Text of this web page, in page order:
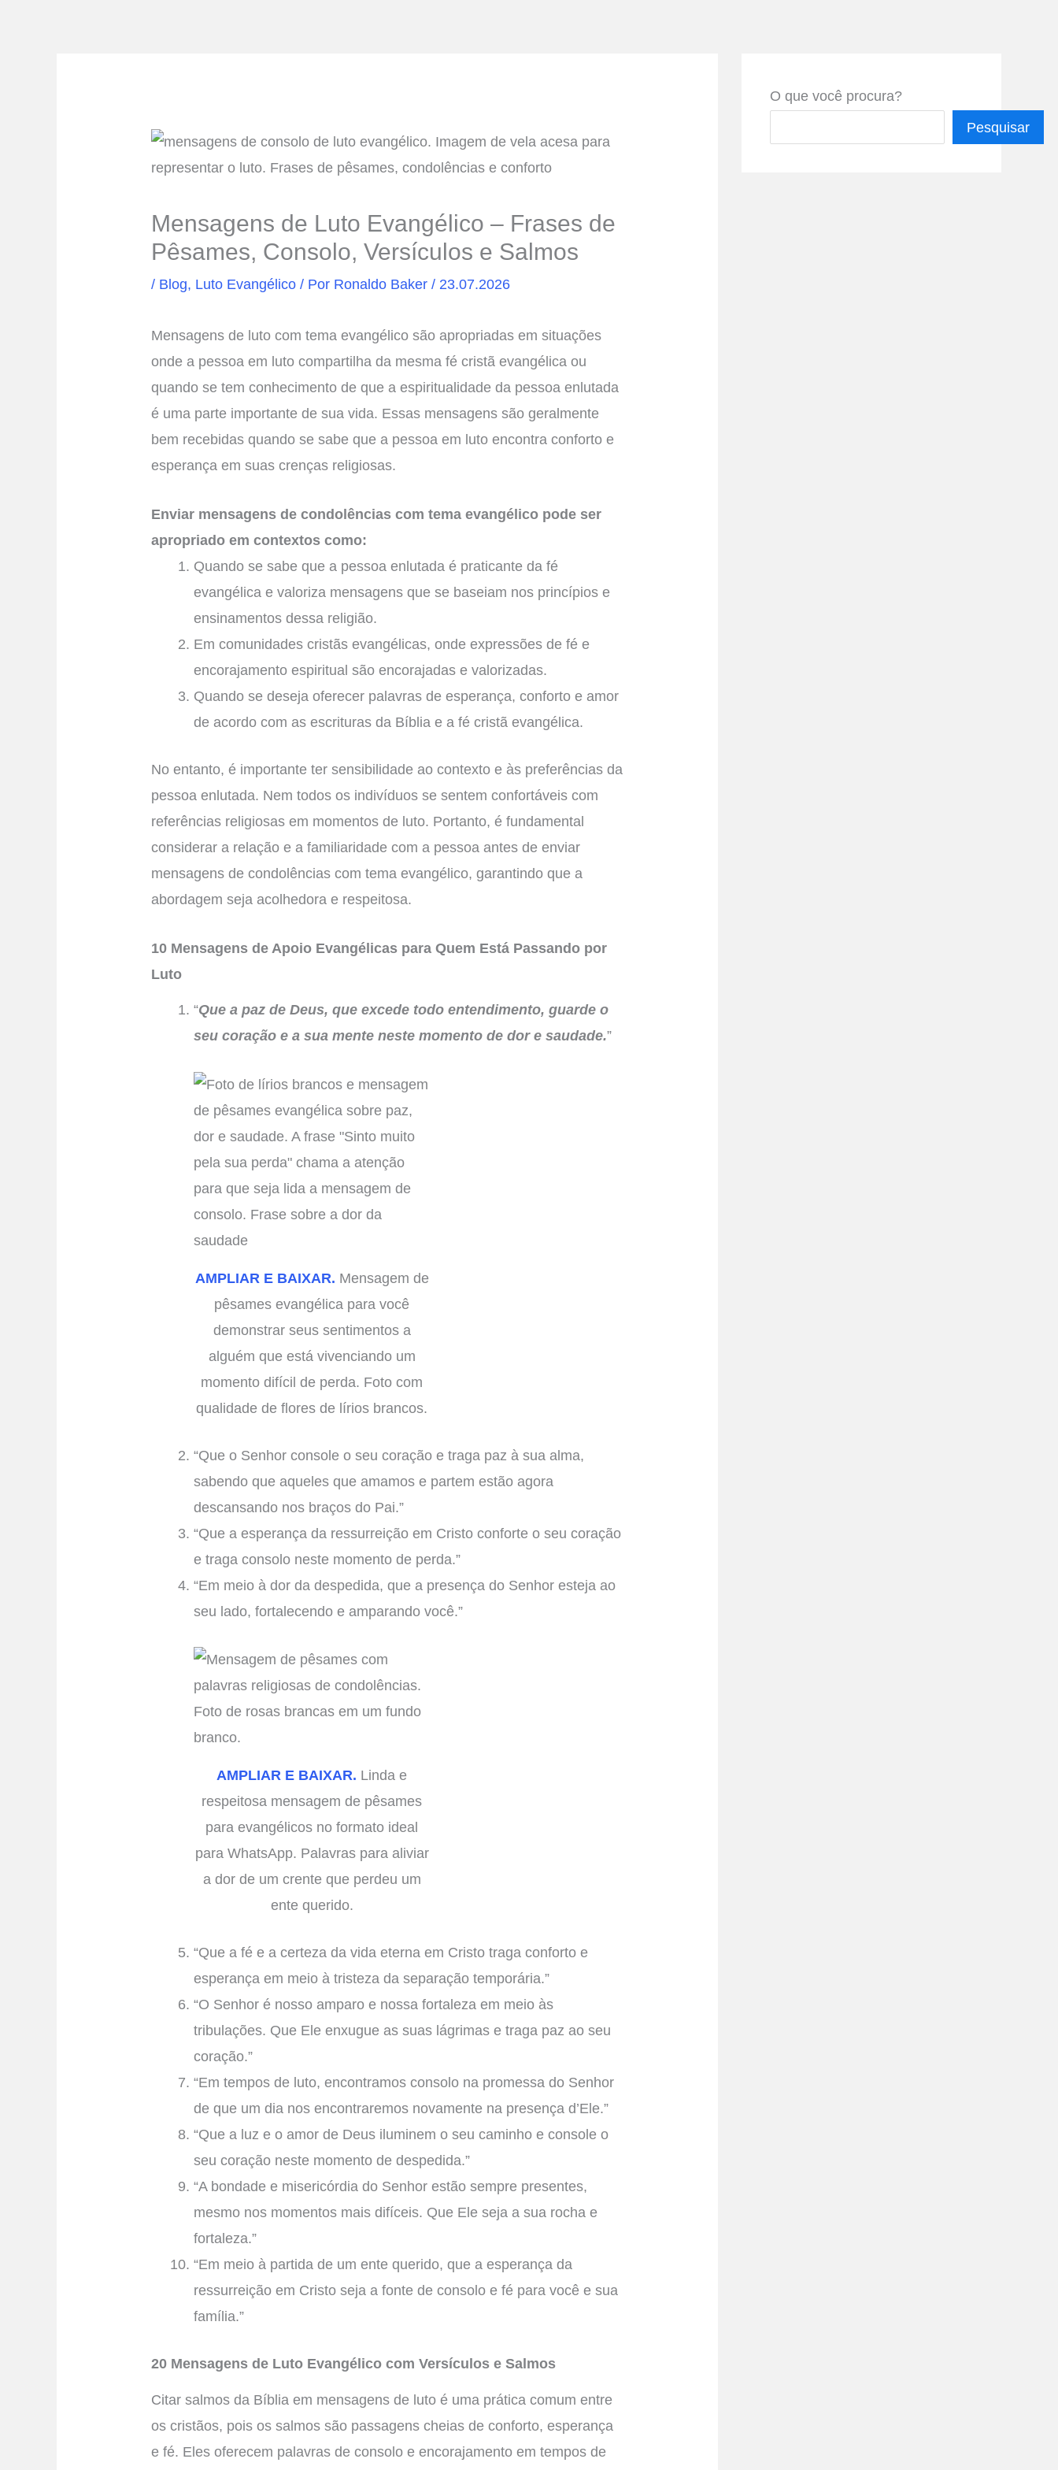
Mensagens de Luto Evangélico – Frases de
Pêsames, Consolo, Versículos e Salmos
/ Blog, Luto Evangélico / Por Ronaldo Baker/ 23.07.2026
Mensagens de luto com tema evangélico são apropriadas em situações
onde a pessoa em luto compartilha da mesma fé cristã evangélica ou
quando se tem conhecimento de que a espiritualidade da pessoa enlutada
é uma parte importante de sua vida. Essas mensagens são geralmente
bem recebidas quando se sabe que a pessoa em luto encontra conforto e
esperança em suas crenças religiosas.
Enviar mensagens de condolências com tema evangélico pode ser
apropriado em contextos como:
Quando se sabe que a pessoa enlutada é praticante da fé
evangélica e valoriza mensagens que se baseiam nos princípios e
ensinamentos dessa religião.
Em comunidades cristãs evangélicas, onde expressões de fé e
encorajamento espiritual são encorajadas e valorizadas.
Quando se deseja oferecer palavras de esperança, conforto e amor
de acordo com as escrituras da Bíblia e a fé cristã evangélica.
No entanto, é importante ter sensibilidade ao contexto e às preferências da
pessoa enlutada. Nem todos os indivíduos se sentem confortáveis com
referências religiosas em momentos de luto. Portanto, é fundamental
considerar a relação e a familiaridade com a pessoa antes de enviar
mensagens de condolências com tema evangélico, garantindo que a
abordagem seja acolhedora e respeitosa.
10 Mensagens de Apoio Evangélicas para Quem Está Passando por
Luto
“Que a paz de Deus, que excede todo entendimento, guarde o
seu coração e a sua mente neste momento de dor e saudade.”
AMPLIAR E BAIXAR. Mensagem de
pêsames evangélica para você
demonstrar seus sentimentos a
alguém que está vivenciando um
momento difícil de perda. Foto com
qualidade de flores de lírios brancos.
“Que o Senhor console o seu coração e traga paz à sua alma,
sabendo que aqueles que amamos e partem estão agora
descansando nos braços do Pai.”
“Que a esperança da ressurreição em Cristo conforte o seu coração
e traga consolo neste momento de perda.”
“Em meio à dor da despedida, que a presença do Senhor esteja ao
seu lado, fortalecendo e amparando você.”
AMPLIAR E BAIXAR. Linda e
respeitosa mensagem de pêsames
para evangélicos no formato ideal
para WhatsApp. Palavras para aliviar
a dor de um crente que perdeu um
ente querido.
“Que a fé e a certeza da vida eterna em Cristo traga conforto e
esperança em meio à tristeza da separação temporária.”
“O Senhor é nosso amparo e nossa fortaleza em meio às
tribulações. Que Ele enxugue as suas lágrimas e traga paz ao seu
coração.”
“Em tempos de luto, encontramos consolo na promessa do Senhor
de que um dia nos encontraremos novamente na presença d’Ele.”
“Que a luz e o amor de Deus iluminem o seu caminho e console o
seu coração neste momento de despedida.”
“A bondade e misericórdia do Senhor estão sempre presentes,
mesmo nos momentos mais difíceis. Que Ele seja a sua rocha e
fortaleza.”
“Em meio à partida de um ente querido, que a esperança da
ressurreição em Cristo seja a fonte de consolo e fé para você e sua
família.”
20 Mensagens de Luto Evangélico com Versículos e Salmos
Citar salmos da Bíblia em mensagens de luto é uma prática comum entre
os cristãos, pois os salmos são passagens cheias de conforto, esperança
e fé. Eles oferecem palavras de consolo e encorajamento em tempos de
O que você procura?
Pesquisar